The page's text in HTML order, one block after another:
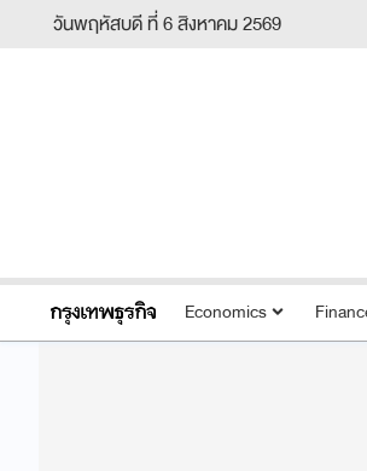
วันพฤหัสบดี ที่ 6 สิงหาคม 2569
Economics